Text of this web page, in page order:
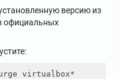
версию из
официальных